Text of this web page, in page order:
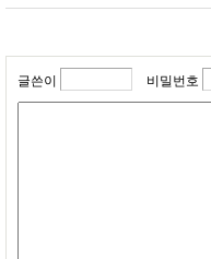
글쓴이 비밀번호